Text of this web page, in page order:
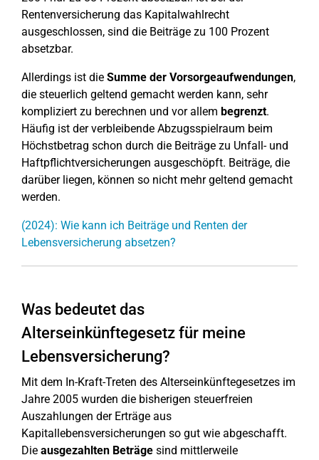
Rentenversicherung das Kapitalwahlrecht
ausgeschlossen, sind die Beiträge zu 100 Prozent
absetzbar.
Allerdings ist die Summe der Vorsorgeaufwendungen,
die steuerlich geltend gemacht werden kann, sehr
kompliziert zu berechnen und vor allem begrenzt.
Häufig ist der verbleibende Abzugsspielraum beim
Höchstbetrag schon durch die Beiträge zu Unfall- und
Haftpflichtversicherungen ausgeschöpft. Beiträge, die
darüber liegen, können so nicht mehr geltend gemacht
werden.
(2024): Wie kann ich Beiträge und Renten der
Lebensversicherung absetzen?
Was bedeutet das
Alterseinkünftegesetz für meine
Lebensversicherung?
Mit dem In-Kraft-Treten des Alterseinkünftegesetzes im
Jahre 2005 wurden die bisherigen steuerfreien
Auszahlungen der Erträge aus
Kapitallebensversicherungen so gut wie abgeschafft.
Die ausgezahlten Beträge sind mittlerweile